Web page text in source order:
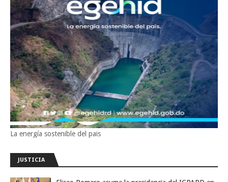
La energía sostenible del pais
JUSTICIA